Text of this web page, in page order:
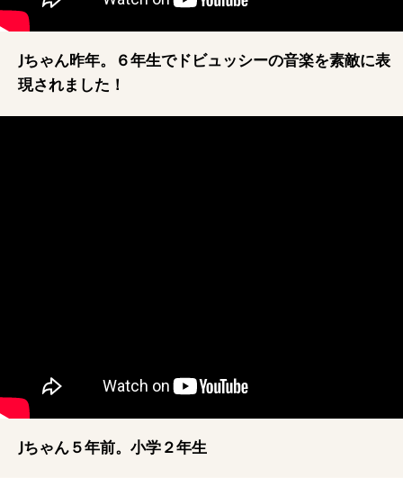
Jちゃん昨年。６年生でドビュッシーの音楽を素敵に表
現されました！
Jちゃん５年前。小学２年生